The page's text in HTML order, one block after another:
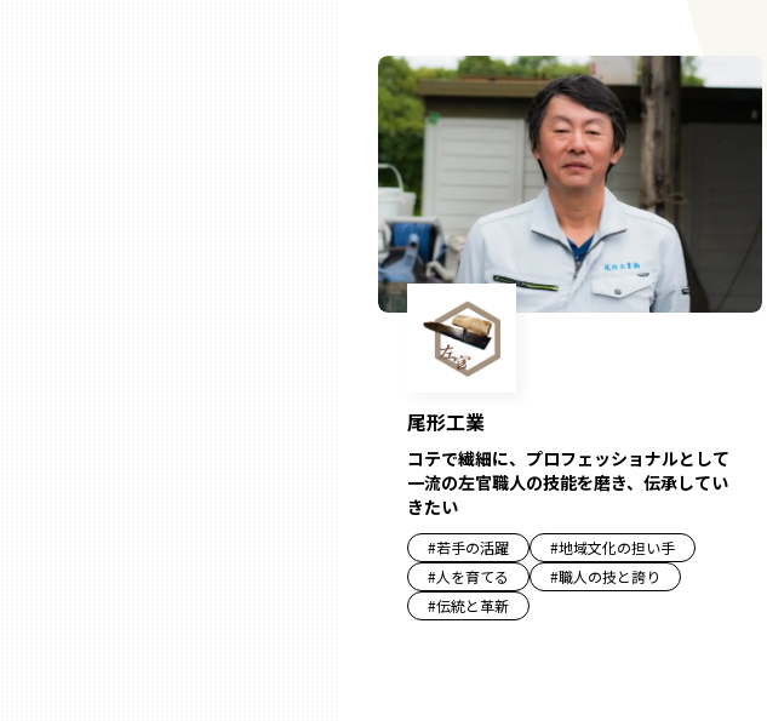
尾形工業
コテで繊細に、プロフェッショナルとして
一流の左官職人の技能を磨き、伝承してい
きたい
#若手の活躍 #地域文化の担い手
#人を育てる #職人の技と誇り
#伝統と革新